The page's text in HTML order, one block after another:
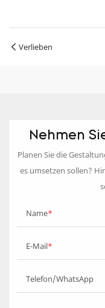
Verlieben
Nehmen
Planen Sie die
es umsetzen sollen?
Name
E-Mail
Telefon/WhatsApp